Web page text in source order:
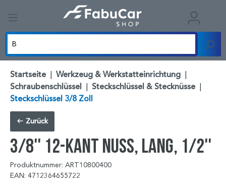
Startseite | Werkzeug & Werkstatteinrichtung |
Schraubenschlüssel | Steckschlüssel & Stecknüsse |
Steckschlüssel 3/8 Zoll
Zurück
3/8'' 12-kant Nuss, lang, 1/2''
Produktnummer: ART10800400
EAN: 4712364655722